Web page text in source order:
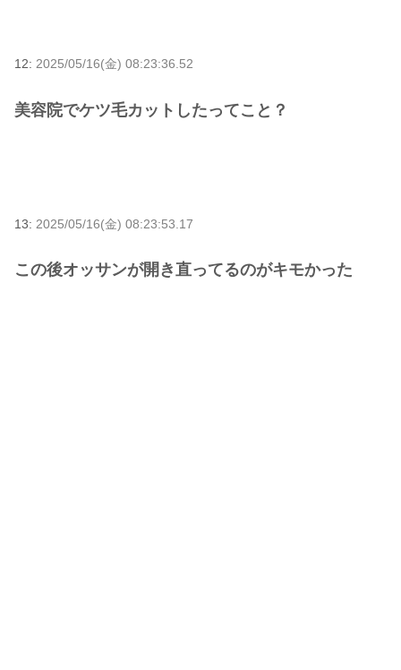
12: 2025/05/16(金) 08:23:36.52
美容院でケツ毛カットしたってこと？
13: 2025/05/16(金) 08:23:53.17
この後オッサンが開き直ってるのがキモかった